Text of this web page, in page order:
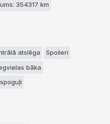
354317 km
atslēga
Spoileri
bāka